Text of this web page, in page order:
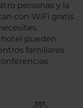
personas y la
con WiFi gratis
hotel pueden
familiares